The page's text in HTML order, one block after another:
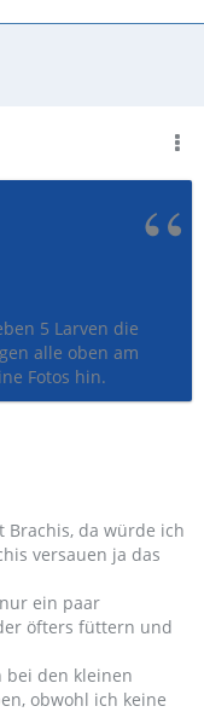
5 Larven die
alle oben am
Fotos hin.
da würde ich
versauen ja das
ein paar
öfters füttern und
bei den kleinen
obwohl ich keine